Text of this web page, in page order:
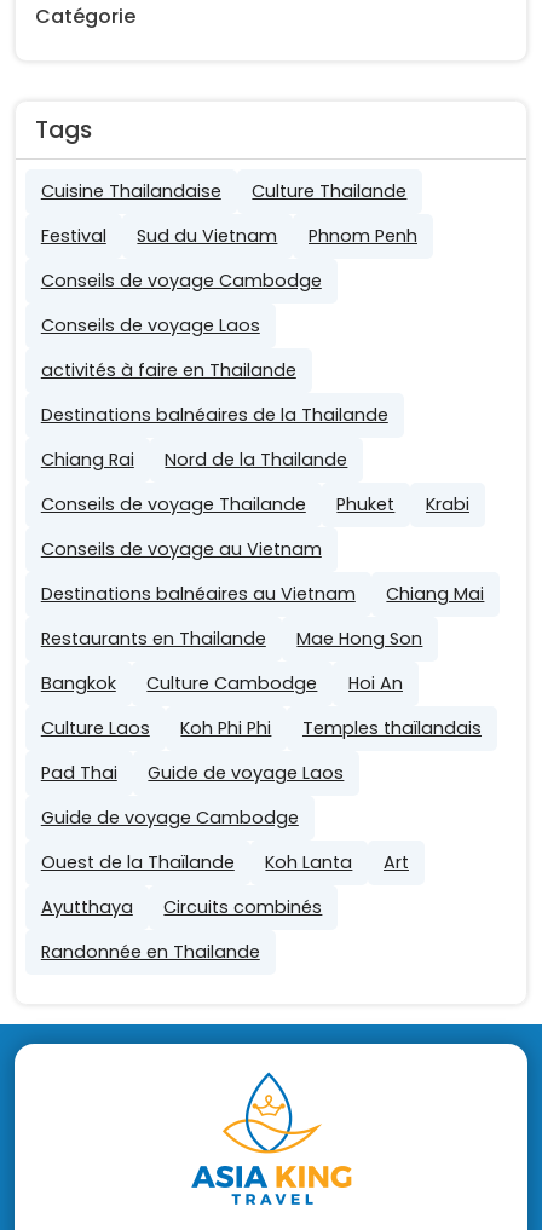
Catégorie
Tags
Cuisine Thailandaise
Culture Thailande
Festival
Sud du Vietnam
Phnom Penh
Conseils de voyage Cambodge
Conseils de voyage Laos
activités à faire en Thailande
Destinations balnéaires de la Thailande
Chiang Rai
Nord de la Thailande
Conseils de voyage Thailande
Phuket
Krabi
Conseils de voyage au Vietnam
Destinations balnéaires au Vietnam
Chiang Mai
Restaurants en Thailande
Mae Hong Son
Bangkok
Culture Cambodge
Hoi An
Culture Laos
Koh Phi Phi
Temples thaïlandais
Pad Thai
Guide de voyage Laos
Guide de voyage Cambodge
Ouest de la Thaïlande
Koh Lanta
Art
Ayutthaya
Circuits combinés
Randonnée en Thailande